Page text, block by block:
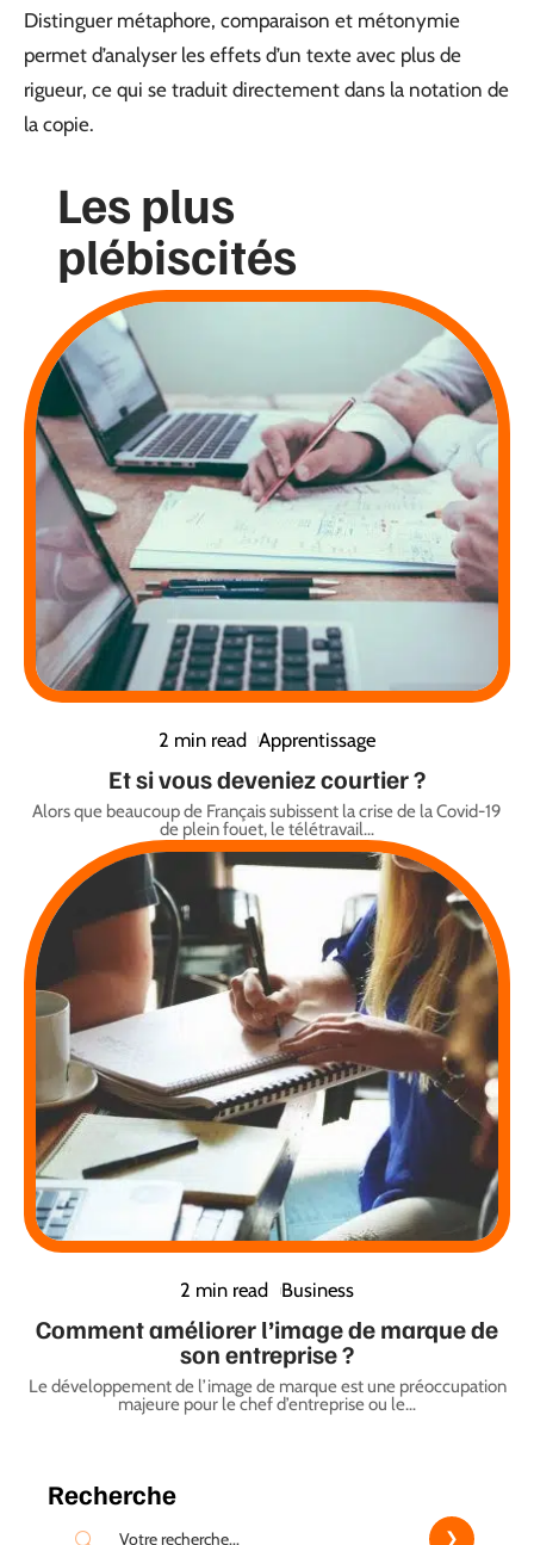
Distinguer métaphore, comparaison et métonymie
permet d’analyser les effets d’un texte avec plus de
rigueur, ce qui se traduit directement dans la notation de
la copie.
Les plus
plébiscités
2 min read Apprentissage
Et si vous deveniez courtier ?
Alors que beaucoup de Français subissent la crise de la Covid-19
de plein fouet, le télétravail…
2 min read Business
Comment améliorer l’image de marque de
son entreprise ?
Le développement de l’image de marque est une préoccupation
majeure pour le chef d’entreprise ou le…
Recherche